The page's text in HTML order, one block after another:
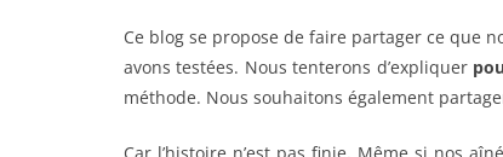
Ce blog se propose de faire partager ce que
avons testées. Nous tenterons d’expliquer
méthode. Nous souhaitons également
Car l’histoire n’est pas finie. Même si nos